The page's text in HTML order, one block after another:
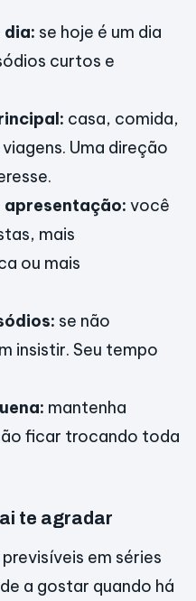
dia: se hoje é um dia
curtos e
casa, comida,
Uma direção
apresentação: você
mais
ou mais
se não
insistir. Seu tempo
mantenha
ficar trocando toda
te agradar
em séries
a gostar quando há